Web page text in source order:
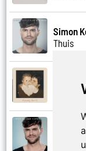
Simon
Thuis
Simon
Simon